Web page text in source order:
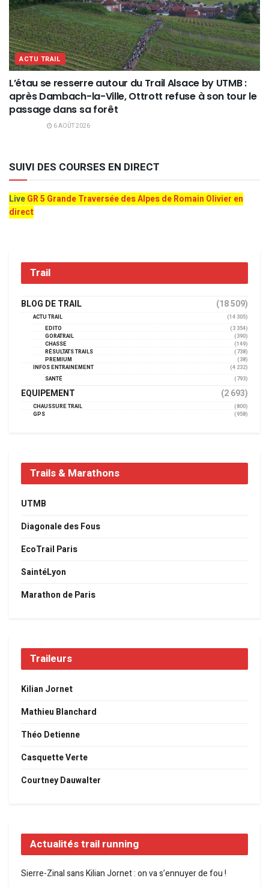
ACTU TRAIL
L’étau se resserre autour du Trail Alsace by UTMB :
après Dambach-la-Ville, Ottrott refuse à son tour le
passage dans sa forêt
6 AOÛT 2026
SUIVI DES COURSES EN DIRECT
LiveGR 5 Grande Traversée des Alpes de Romain Olivier en
direct
Trail
BLOG DE TRAIL (18 509)
ACTU TRAIL
(14 305)
EDITO
(3 354)
GORATRAIL
(390)
CHASSE
(149)
RÉSULTATS TRAILS
(738)
PREMIUM
(38)
INFOS ENTRAINEMENT
(4 232)
SANTÉ
(793)
EQUIPEMENT (2 693)
CHAUSSURE TRAIL
(800)
GPS
(958)
Trails & Marathons
UTMB
Diagonale des Fous
EcoTrail Paris
SaintéLyon
Marathon de Paris
Traileurs
Kilian Jornet
Mathieu Blanchard
Théo Detienne
Casquette Verte
Courtney Dauwalter
Actualités trail running
Sierre-Zinal sans Kilian Jornet : on va s’ennuyer de fou !